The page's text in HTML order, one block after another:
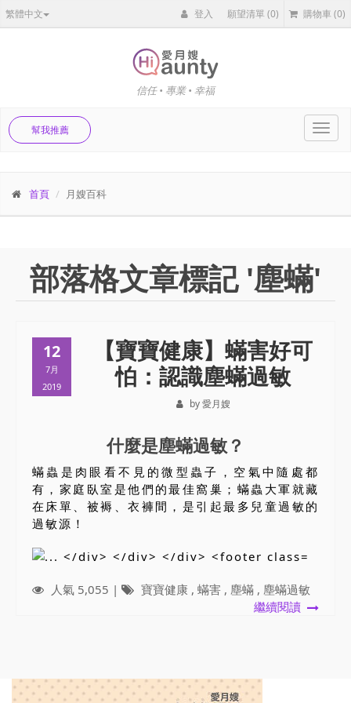
繁體中文 登入 願望清單(0) 購物車 (0)
信任 • 專業 • 幸福
幫我推薦
首頁 月嫂百科
部落格文章標記 '塵蟎'
12
7月
2019
【寶寶健康】蟎害好可
怕：認識塵蟎過敏
by 愛月嫂
什麼是塵蟎過敏？
蟎蟲是肉眼看不見的微型蟲子，空氣中隨處都
有，家庭臥室是他們的最佳窩巢；蟎蟲大軍就藏
在床單、被褥、衣褲間，是引起最多兒童過敏的
過敏源！
人氣 5,055 | 寶寶健康 , 蟎害 , 塵蟎 , 塵蟎過敏
繼續閱讀